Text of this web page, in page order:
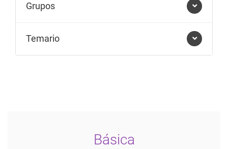
Grupos
Temario
Básica